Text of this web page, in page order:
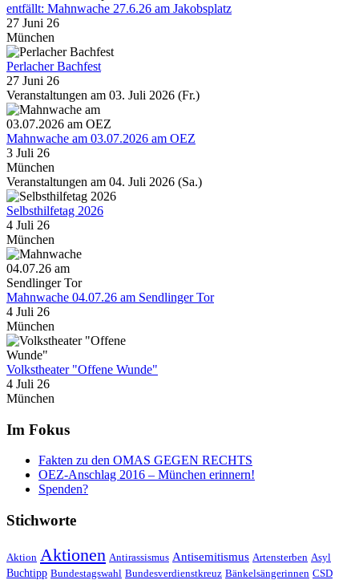
entfällt: Mahnwache 27.6.26 am Jakobsplatz
27 Juni 26
München
Perlacher Bachfest
27 Juni 26
Veranstaltungen am 03. Juli 2026 (Fr.)
Mahnwache am 03.07.2026 am OEZ
3 Juli 26
München
Veranstaltungen am 04. Juli 2026 (Sa.)
Selbsthilfetag 2026
4 Juli 26
München
Mahnwache 04.07.26 am Sendlinger Tor
4 Juli 26
München
Volkstheater "Offene Wunde"
4 Juli 26
München
Im Fokus
Fakten zu den OMAS GEGEN RECHTS
OEZ-Anschlag 2016 – München erinnern!
Spenden?
Stichworte
Aktion Aktionen Antirassismus Antisemitismus Artensterben Asyl
Buchtipp Bundestagswahl Bundesverdienstkreuz Bänkelsängerinnen CSD